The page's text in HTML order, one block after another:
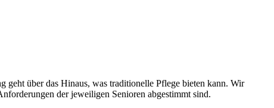
geht über das Hinaus, was traditionelle Pflege bieten kann. Wir
der jeweiligen Senioren abgestimmt sind.